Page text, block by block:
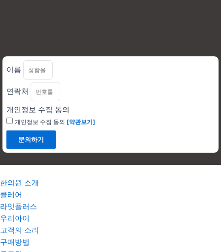
이름
연락처
개인정보 수집 동의
개인정보 수집 동의 [약관보기]
문의하기
한의원 소개
클레어
라잇플러스
우리아이
고객의 소리
구매방법